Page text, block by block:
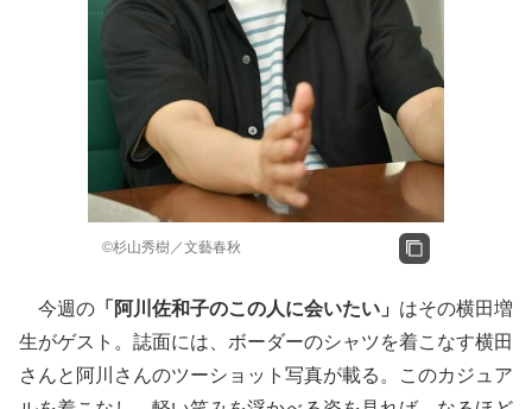
©杉山秀樹／文藝春秋
今週の 「阿川佐和子のこの人に会いたい」 はその横田増
生がゲスト。誌面には、ボーダーのシャツを着こなす横田
さんと阿川さんのツーショット写真が載る。このカジュア